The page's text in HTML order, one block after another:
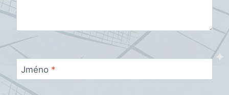
Jméno *